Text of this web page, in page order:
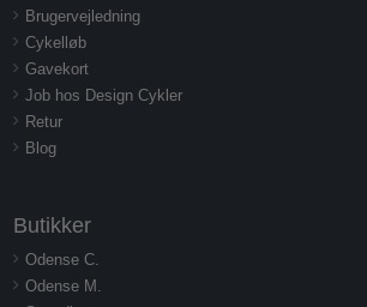
Brugervejledning
Cykelløb
Gavekort
Job hos Design Cykler
Retur
Blog
Butikker
Odense C.
Odense M.